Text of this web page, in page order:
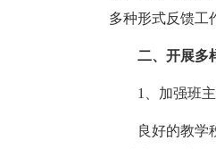
多种形式反馈工
二、开展多
1、加强班主
良好的教学秩